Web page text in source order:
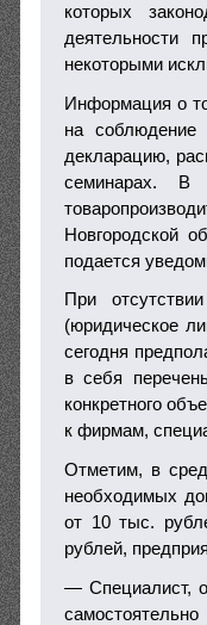
которых
деятельности
некоторыми
Информация о
на соблюдение
декларацию,
семинарах. В
Новгородской
подается
При
(юридическое
сегодня
в себя
конкретного
к фирмам,
Отметим, в
необходимых
от 10 тыс.
рублей,
— Специалист,